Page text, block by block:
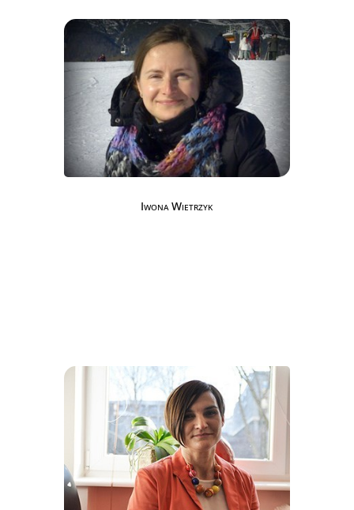
Iwona Wietrzyk